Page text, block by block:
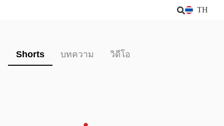
TH
Shorts บทความ วิดีโอ